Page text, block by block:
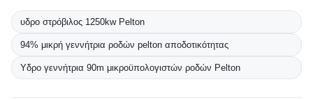
υδρο στρόβιλος 1250kw Pelton
94% μικρή γεννήτρια ροδών pelton αποδοτικότητας
Υδρο γεννήτρια 90m μικροϋπολογιστών ροδών Pelton